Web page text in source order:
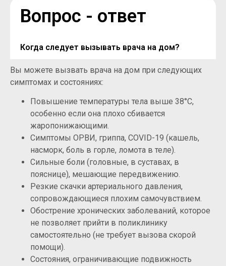
Вопрос - ответ
Когда следует вызывать врача на дом?
Вы можете вызвать врача на дом при следующих
симптомах и состояниях:
Повышение температуры тела выше 38°C,
особенно если она плохо сбивается
жаропонижающими.
Симптомы ОРВИ, гриппа, COVID-19 (кашель,
насморк, боль в горле, ломота в теле).
Сильные боли (головные, в суставах, в
пояснице), мешающие передвижению.
Резкие скачки артериального давления,
сопровождающиеся плохим самочувствием.
Обострение хронических заболеваний, которое
не позволяет прийти в поликлинику
самостоятельно (не требует вызова скорой
помощи).
Состояния, ограничивающие подвижность